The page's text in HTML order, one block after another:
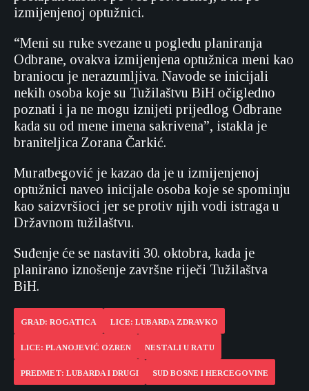
izmijenjenoj optužnici.
“Meni su ruke svezane u pogledu planiranja
Odbrane, ovakva izmijenjena optužnica meni kao
braniocu je nerazumljiva. Navode se inicijali
nekih osoba koje su Tužilaštvu BiH očigledno
poznati i ja ne mogu iznijeti prijedlog Odbrane
kada su od mene imena sakrivena”, istakla je
braniteljica Zorana Čarkić.
Muratbegović je kazao da je u izmijenjenoj
optužnici naveo inicijale osoba koje se spominju
kao saizvršioci jer se protiv njih vodi istraga u
Državnom tužilaštvu.
Suđenje će se nastaviti 30. oktobra, kada je
planirano iznošenje završne riječi Tužilaštva
BiH.
GRAD: ROGATICA LICE: LUBARDA ZDRAVKO
LICE: PLANOJEVIĆ OZREN NESTALI U RATU
PREDMET: LUBARDA I DRUGI SUD BOSNE I HERCEGOVINE